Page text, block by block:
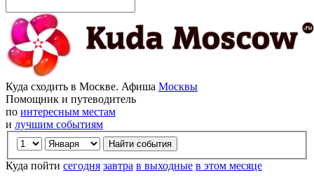
Куда сходить в Москве. Афиша Москвы
Помощник и путеводитель
по интересным местам
и лучшим событиям
Куда пойти сегодня завтра в выходные в этом месяце